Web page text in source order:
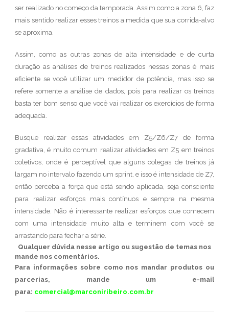
ser realizado no começo da temporada. Assim como a zona 6, faz
mais sentido realizar esses treinos a medida que sua corrida-alvo
se aproxima.
Assim, como as outras zonas de alta intensidade e de curta
duração as análises de treinos realizados nessas zonas é mais
eficiente se você utilizar um medidor de potência, mas isso se
refere somente a análise de dados, pois para realizar os treinos
basta ter bom senso que você vai realizar os exercícios de forma
adequada.
Busque realizar essas atividades em Z5/Z6/Z7 de forma
gradativa, é muito comum realizar atividades em Z5 em treinos
coletivos, onde é perceptível que alguns colegas de treinos já
largam no intervalo fazendo um sprint, e isso é intensidade de Z7,
então perceba a força que está sendo aplicada, seja consciente
para realizar esforços mais contínuos e sempre na mesma
intensidade. Não é interessante realizar esforços que comecem
com uma intensidade muito alta e terminem com você se
arrastando para fechar a série.
Qualquer dúvida nesse artigo ou sugestão de temas nos
mande nos comentários.
Para informações sobre como nos mandar produtos ou
parcerias, mande um e-mail
para: comercial@marconiribeiro.com.br